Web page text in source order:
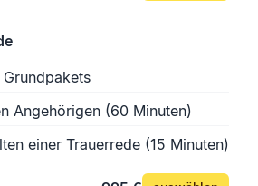
Angehörigen (60 Minuten)
einer Trauerrede (15 Minuten)